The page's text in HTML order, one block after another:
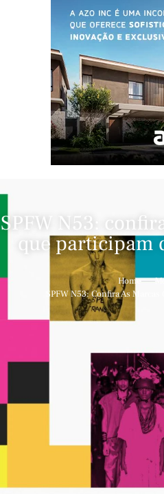
SPFW N53:
que participam
Home
SPFW N53: Confira As